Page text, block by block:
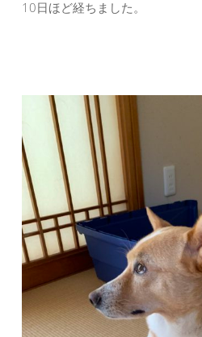
10日ほど経ちました。